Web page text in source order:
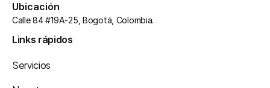
Ubicación
Calle 84 #19A-25, Bogotá, Colombia.
Links rápidos
Servicios